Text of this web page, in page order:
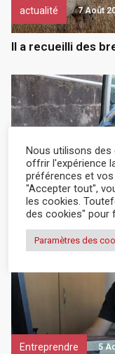
actualité 7 Août
Il a recueilli des
actualité 6 Août
Un élan de
Entreprendre 5
Nous utilisons
offrir l'expérience
préférences et
"Accepter tout",
les cookies.
des cookies" pour
Paramètres des